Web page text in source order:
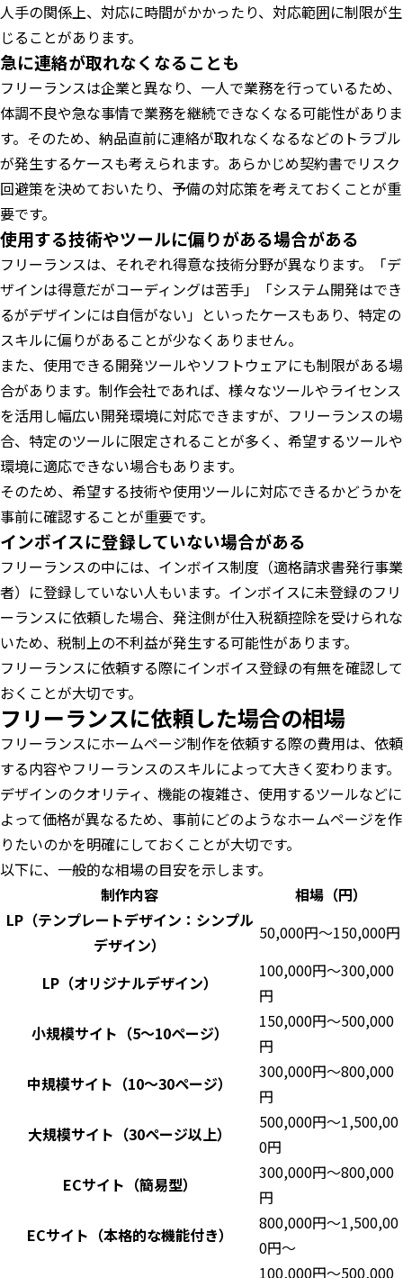
人手の関係上、対応に時間がかかったり、対応範囲に制限が生
じることがあります。
急に連絡が取れなくなることも
フリーランスは企業と異なり、一人で業務を行っているため、
体調不良や急な事情で業務を継続できなくなる可能性がありま
す。そのため、納品直前に連絡が取れなくなるなどのトラブル
が発生するケースも考えられます。あらかじめ契約書でリスク
回避策を決めておいたり、予備の対応策を考えておくことが重
要です。
使用する技術やツールに偏りがある場合がある
フリーランスは、それぞれ得意な技術分野が異なります。「デ
ザインは得意だがコーディングは苦手」「システム開発はでき
るがデザインには自信がない」といったケースもあり、特定の
スキルに偏りがあることが少なくありません。
また、使用できる開発ツールやソフトウェアにも制限がある場
合があります。制作会社であれば、様々なツールやライセンス
を活用し幅広い開発環境に対応できますが、フリーランスの場
合、特定のツールに限定されることが多く、希望するツールや
環境に適応できない場合もあります。
そのため、希望する技術や使用ツールに対応できるかどうかを
事前に確認することが重要です。
インボイスに登録していない場合がある
フリーランスの中には、インボイス制度（適格請求書発行事業
者）に登録していない人もいます。インボイスに未登録のフリ
ーランスに依頼した場合、発注側が仕入税額控除を受けられな
いため、税制上の不利益が発生する可能性があります。
フリーランスに依頼する際にインボイス登録の有無を確認して
おくことが大切です。
フリーランスに依頼した場合の相場
フリーランスにホームページ制作を依頼する際の費用は、依頼
する内容やフリーランスのスキルによって大きく変わります。
デザインのクオリティ、機能の複雑さ、使用するツールなどに
よって価格が異なるため、事前にどのようなホームページを作
りたいのかを明確にしておくことが大切です。
以下に、一般的な相場の目安を示します。
制作内容
相場（円）
LP（テンプレートデザイン：シンプル
デザイン）
50,000円〜150,000円
LP（オリジナルデザイン）
100,000円〜300,000
円
小規模サイト（5〜10ページ）
150,000円〜500,000
円
中規模サイト（10〜30ページ）
300,000円〜800,000
円
大規模サイト（30ページ以上）
500,000円〜1,500,00
0円
ECサイト（簡易型）
300,000円〜800,000
円
ECサイト（本格的な機能付き）
800,000円〜1,500,00
0円〜
100,000円〜500,000